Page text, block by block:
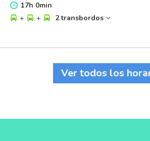
17h 0min
+
+ 2 transbordos
Ver todos los